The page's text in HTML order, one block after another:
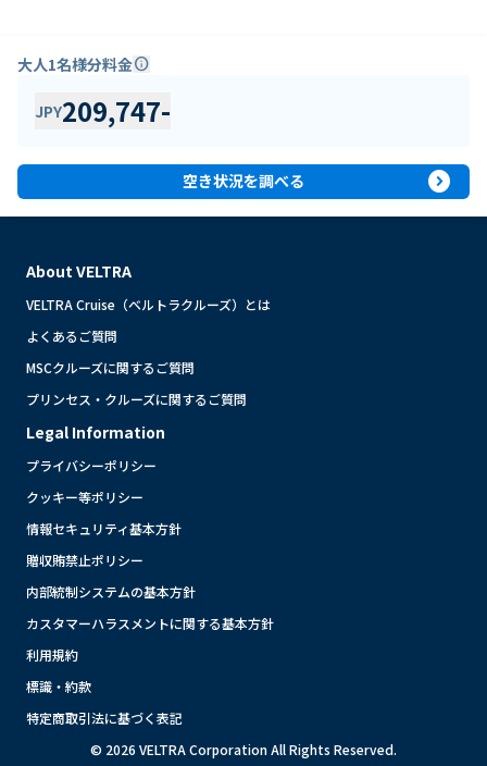
大人1名様分料金info
JPY209,747-
空き状況を調べる expand_circle_right
About VELTRA
VELTRA Cruise（ベルトラクルーズ）とは
よくあるご質問
MSCクルーズに関するご質問
プリンセス・クルーズに関するご質問
Legal Information
プライバシーポリシー
クッキー等ポリシー
情報セキュリティ基本方針
贈収賄禁止ポリシー
内部統制システムの基本方針
カスタマーハラスメントに関する基本方針
利用規約
標識・約款
特定商取引法に基づく表記
© 2026 VELTRA Corporation All Rights Reserved.